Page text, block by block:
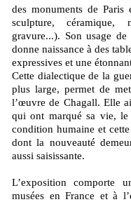
des monuments de Paris
sculpture, céramique,
gravure...). Son usage
donne naissance à des
expressives et une
Cette dialectique de la
plus large, permet de
l’œuvre de Chagall. Elle
qui ont marqué sa vie,
condition humaine et
dont la nouveauté
aussi saisissante.
L’exposition comporte
musées en France et à